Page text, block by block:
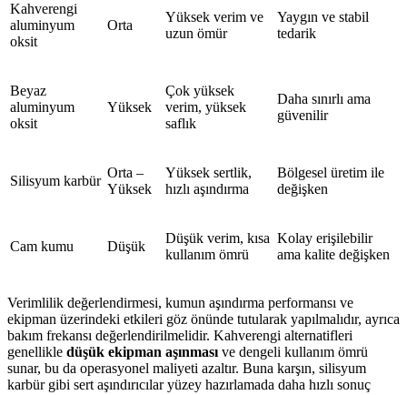
Kahverengi
aluminyum
oksit
Orta
Yüksek verim ve
uzun ömür
Yaygın ve stabil
tedarik
Beyaz
aluminyum
oksit
Yüksek
Çok yüksek
verim, yüksek
saflık
Daha sınırlı ama
güvenilir
Silisyum karbür
Orta –
Yüksek
Yüksek sertlik,
hızlı aşındırma
Bölgesel üretim ile
değişken
Cam kumu Düşük
Düşük verim, kısa
kullanım ömrü
Kolay erişilebilir
ama kalite değişken
Verimlilik değerlendirmesi, kumun aşındırma performansı ve
ekipman üzerindeki etkileri göz önünde tutularak yapılmalıdır, ayrıca
bakım frekansı değerlendirilmelidir. Kahverengi alternatifleri
genellikle düşük ekipman aşınması ve dengeli kullanım ömrü
sunar, bu da operasyonel maliyeti azaltır. Buna karşın, silisyum
karbür gibi sert aşındırıcılar yüzey hazırlamada daha hızlı sonuç